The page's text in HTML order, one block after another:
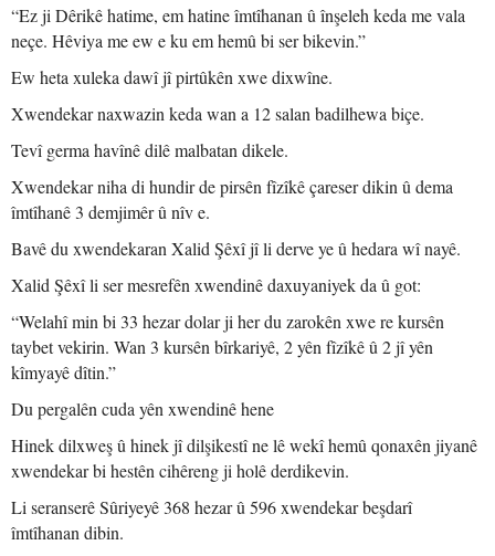
“Ez ji Dêrikê hatime, em hatine îmtîhanan û înşeleh keda me vala
neçe. Hêviya me ew e ku em hemû bi ser bikevin.”
Ew heta xuleka dawî jî pirtûkên xwe dixwîne.
Xwendekar naxwazin keda wan a 12 salan badilhewa biçe.
Tevî germa havînê dilê malbatan dikele.
Xwendekar niha di hundir de pirsên fîzîkê çareser dikin û dema
îmtîhanê 3 demjimêr û nîv e.
Bavê du xwendekaran Xalid Şêxî jî li derve ye û hedara wî nayê.
Xalid Şêxî li ser mesrefên xwendinê daxuyaniyek da û got:
“Welahî min bi 33 hezar dolar ji her du zarokên xwe re kursên
taybet vekirin. Wan 3 kursên bîrkariyê, 2 yên fîzîkê û 2 jî yên
kîmyayê dîtin.”
Du pergalên cuda yên xwendinê hene
Hinek dilxweş û hinek jî dilşikestî ne lê wekî hemû qonaxên jiyanê
xwendekar bi hestên cihêreng ji holê derdikevin.
Li seranserê Sûriyeyê 368 hezar û 596 xwendekar beşdarî
îmtîhanan dibin.